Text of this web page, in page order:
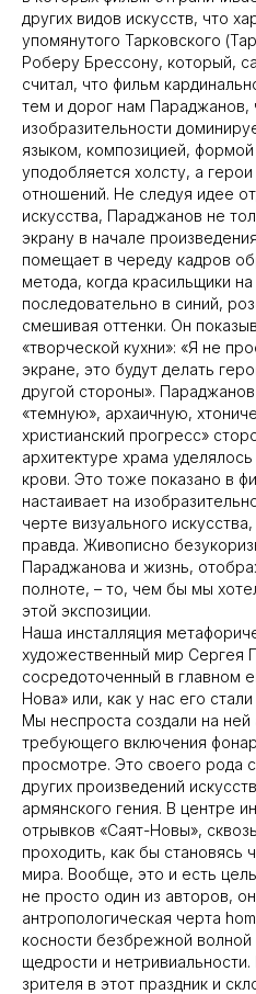
других видов искусств, что
упомянутого Тарковского
Роберу Брессону, который,
считал, что фильм
тем и дорог нам Параджанов,
изобразительности
языком, композицией,
уподобляется холсту, а
отношений. Не следуя идее
искусства, Параджанов не
экрану в начале
помещает в череду кадров
метода, когда красильщики
последовательно в синий,
смешивая оттенки. Он
«творческой кухни»: «Я не
экране, это будут делать
другой стороны».
«темную», архаичную,
христианский прогресс»
архитектуре храма
крови. Это тоже показано в
настаивает на
черте визуального
правда. Живописно
Параджанова и жизнь,
полноте, – то, чем бы мы
этой экспозиции.
Наша инсталляция
художественный мир Сергея
сосредоточенный в главном
Нова» или, как у нас его
Мы неспроста создали на ней
требующего включения
просмотре. Это своего рода
других произведений
армянского гения. В центре
отрывков «Саят-Новы»,
проходить, как бы становясь
мира. Вообще, это и есть
не просто один из авторов,
антропологическая черта
косности безбрежной
щедрости и
зрителя в этот праздник и
Организация Соц. сети
Музей
Выставки
Контакты
Новости COVID - 19
Структура
Коллекция
Документы
Вконтакте
Youtube